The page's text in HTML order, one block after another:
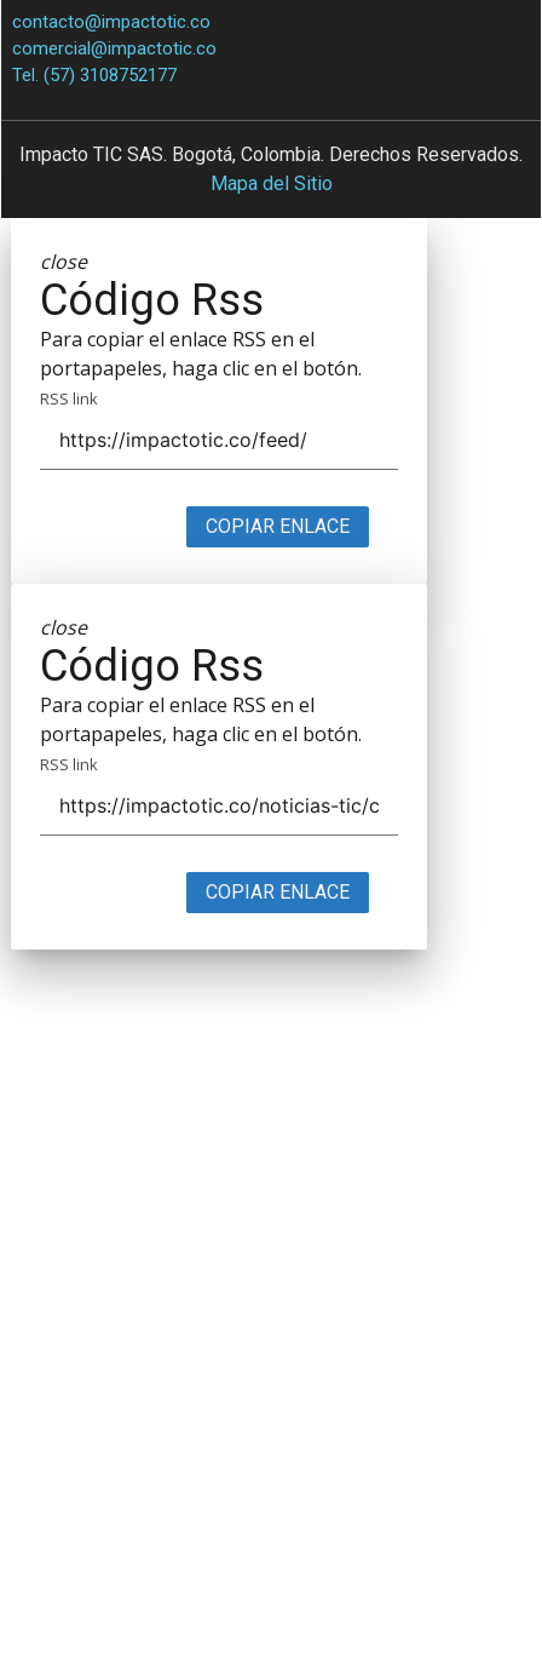
contacto@impactotic.co
comercial@impactotic.co
Tel. (57) 3108752177
Impacto TIC SAS. Bogotá, Colombia. Derechos Reservados.
Mapa del Sitio
close
Código Rss
Para copiar el enlace RSS en el
portapapeles, haga clic en el botón.
RSS link
COPIAR ENLACE
close
Código Rss
Para copiar el enlace RSS en el
portapapeles, haga clic en el botón.
RSS link
COPIAR ENLACE